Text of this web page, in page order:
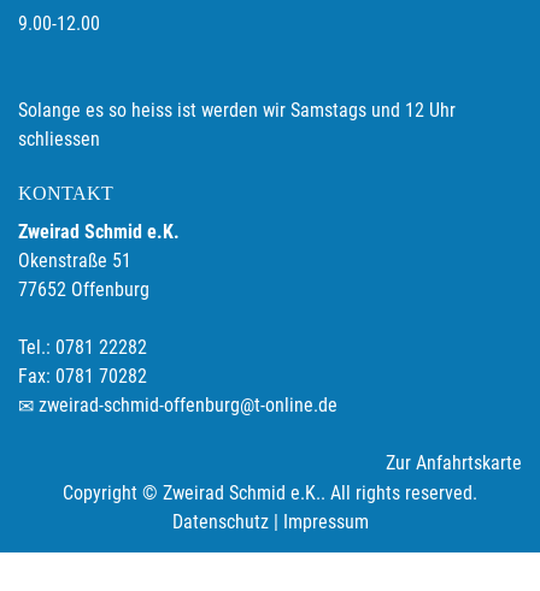
9.00-12.00
Solange es so heiss ist werden wir Samstags und 12 Uhr
schliessen
KONTAKT
Zweirad Schmid e.K.
Okenstraße 51
77652 Offenburg
Tel.: 0781 22282
Fax: 0781 70282
zweirad-schmid-offenburg@t-online.de
Zur Anfahrtskarte
Copyright © Zweirad Schmid e.K.. All rights reserved.
Datenschutz| Impressum